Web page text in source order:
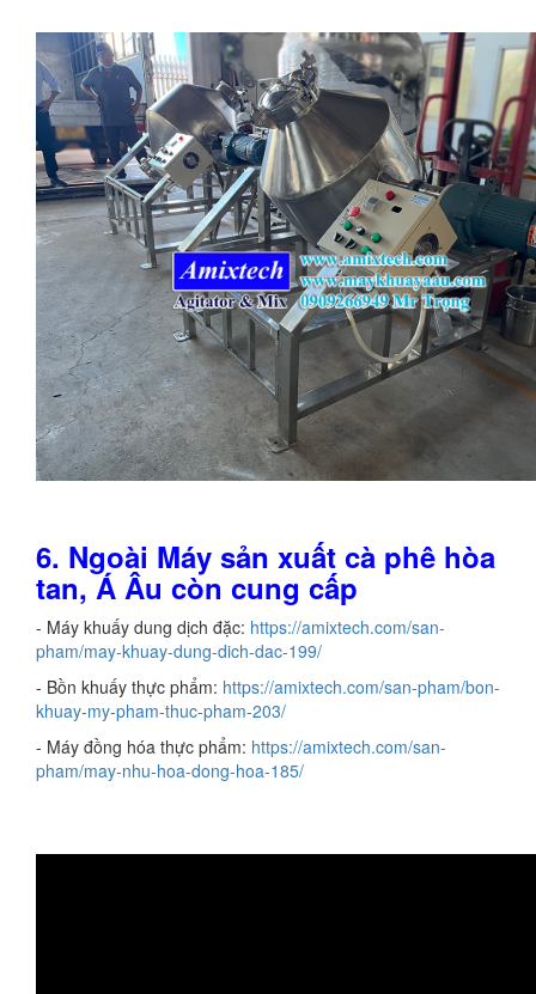
6. Ngoài Máy sản xuất cà phê hòa
tan, Á Âu còn cung cấp
- Máy khuấy dung dịch đặc: https://amixtech.com/san-
pham/may-khuay-dung-dich-dac-199/
- Bồn khuấy thực phẩm: https://amixtech.com/san-pham/bon-
khuay-my-pham-thuc-pham-203/
- Máy đồng hóa thực phẩm: https://amixtech.com/san-
pham/may-nhu-hoa-dong-hoa-185/